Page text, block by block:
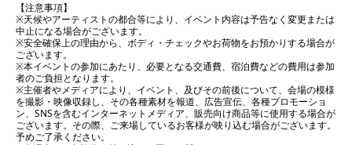
【注意事項】
※天候やアーティストの都合等により、イベント内容は予告なく変更または
中止になる場合がございます。
※安全確保上の理由から、ボディ・チェックやお荷物をお預かりする場合が
ございます。
※本イベントの参加にあたり、必要となる交通費、宿泊費などの費用は参加
者のご負担となります。
※主催者やメディアにより、イベント、及びその前後について、会場の模様
を撮影・映像収録し、その各種素材を報道、広告宣伝、各種プロモーショ
ン、SNSを含むインターネットメディア、販売向け商品等に使用する場合が
ございます。その際、ご来場しているお客様が映り込む場合がございます。
予めご了承ください。